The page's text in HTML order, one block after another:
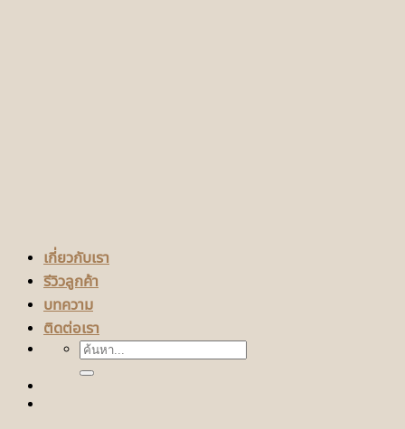
เกี่ยวกับเรา
รีวิวลูกค้า
บทความ
ติดต่อเรา
ค้นหา: